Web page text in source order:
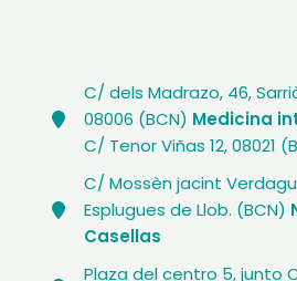
C/ dels Madrazo, 46,
08006 (BCN) Medicina
C/ Tenor Viñas 12, 08021
C/ Mossèn jacint
Esplugues de Llob. (BCN)
Casellas
Plaza del centro 5, junto